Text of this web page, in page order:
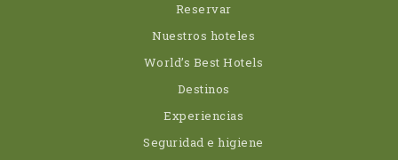
Reservar
Nuestros hoteles
World’s Best Hotels
Destinos
Experiencias
Seguridad e higiene